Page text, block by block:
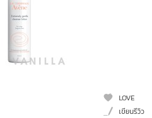
LOVE
เขียนรีวิว